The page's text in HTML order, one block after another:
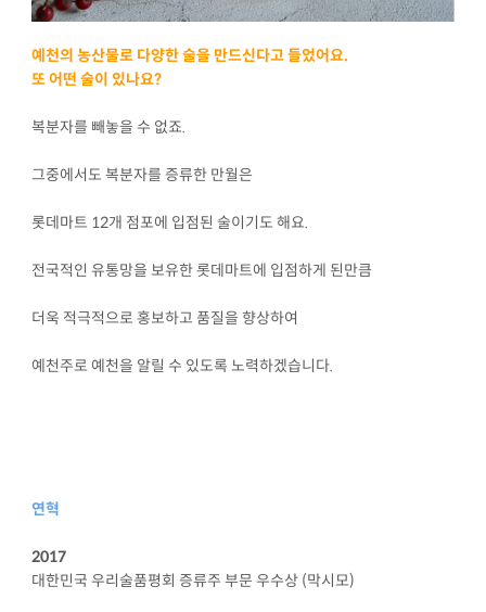
예천의 농산물로 다양한 술을 만드신다고 들었어요.
또 어떤 술이 있나요?
복분자를 빼놓을 수 없죠.
그중에서도 복분자를 증류한 만월은
롯데마트 12개 점포에 입점된 술이기도 해요.
전국적인 유통망을 보유한 롯데마트에 입점하게 된만큼
더욱 적극적으로 홍보하고 품질을 향상하여
예천주로 예천을 알릴 수 있도록 노력하겠습니다.
연혁
2017
대한민국 우리술품평회 증류주 부문 우수상 (막시모)